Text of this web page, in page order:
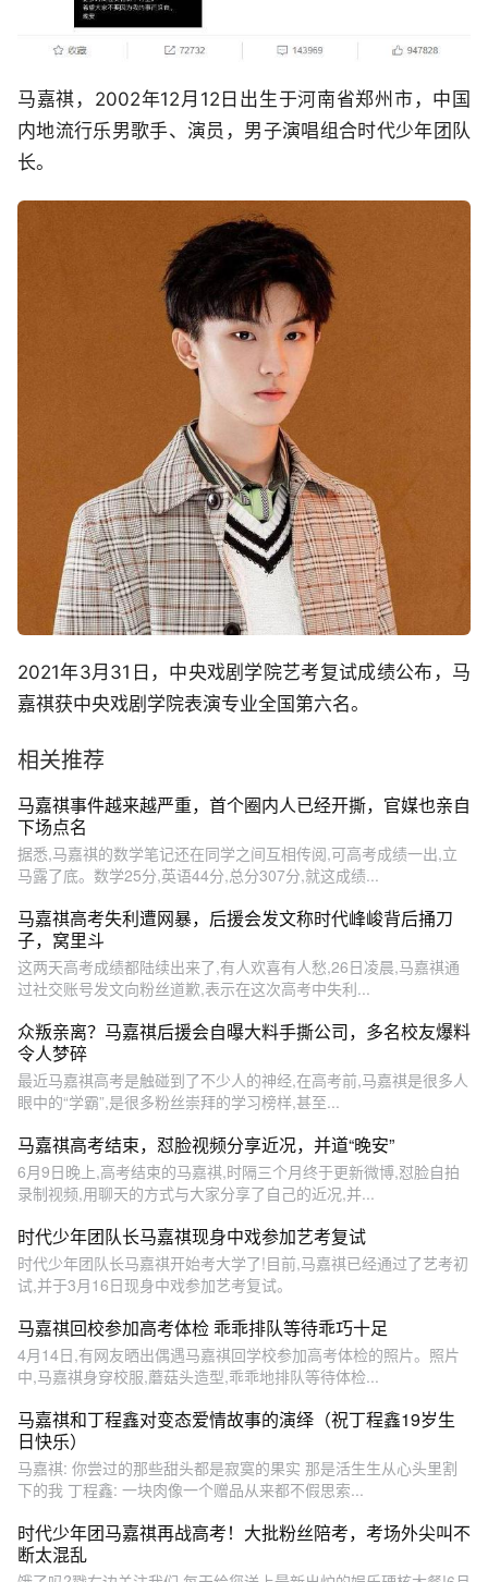
马嘉祺，2002年12月12日出生于河南省郑州市，中国
内地流行乐男歌手、演员，男子演唱组合时代少年团队
长。
2021年3月31日，中央戏剧学院艺考复试成绩公布，马
嘉祺获中央戏剧学院表演专业全国第六名。
相关推荐
马嘉祺事件越来越严重，首个圈内人已经开撕，官媒也亲自
下场点名
据悉,马嘉祺的数学笔记还在同学之间互相传阅,可高考成绩一出,立
马露了底。数学25分,英语44分,总分307分,就这成绩...
马嘉祺高考失利遭网暴，后援会发文称时代峰峻背后捅刀
子，窝里斗
这两天高考成绩都陆续出来了,有人欢喜有人愁,26日凌晨,马嘉祺通
过社交账号发文向粉丝道歉,表示在这次高考中失利...
众叛亲离？马嘉祺后援会自曝大料手撕公司，多名校友爆料
令人梦碎
最近马嘉祺高考是触碰到了不少人的神经,在高考前,马嘉祺是很多人
眼中的“学霸”,是很多粉丝崇拜的学习榜样,甚至...
马嘉祺高考结束，怼脸视频分享近况，并道“晚安”
6月9日晚上,高考结束的马嘉祺,时隔三个月终于更新微博,怼脸自拍
录制视频,用聊天的方式与大家分享了自己的近况,并...
时代少年团队长马嘉祺现身中戏参加艺考复试
时代少年团队长马嘉祺开始考大学了!目前,马嘉祺已经通过了艺考初
试,并于3月16日现身中戏参加艺考复试。
马嘉祺回校参加高考体检 乖乖排队等待乖巧十足
4月14日,有网友晒出偶遇马嘉祺回学校参加高考体检的照片。照片
中,马嘉祺身穿校服,蘑菇头造型,乖乖地排队等待体检...
马嘉祺和丁程鑫对变态爱情故事的演绎（祝丁程鑫19岁生
日快乐）
马嘉祺: 你尝过的那些甜头都是寂寞的果实 那是活生生从心头里割
下的我 丁程鑫: 一块肉像一个赠品从来都不假思索...
时代少年团马嘉祺再战高考！大批粉丝陪考，考场外尖叫不
断太混乱